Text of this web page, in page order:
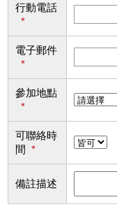
行動電話
*
電子郵件
*
參加地點
*
可聯絡時
間 *
備註描述